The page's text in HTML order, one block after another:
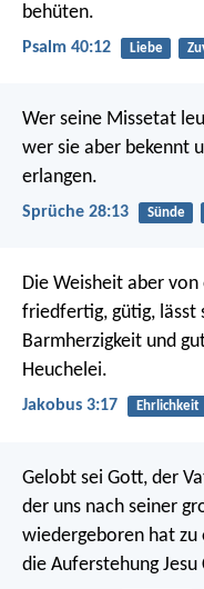
behüten.
Psalm 40:12 Liebe
Wer seine Missetat
wer sie aber bekennt
erlangen.
Sprüche 28:13 Sünde
Die Weisheit aber
friedfertig, gütig, lässt
Barmherzigkeit und
Heuchelei.
Jakobus 3:17 Ehrlichkeit
Gelobt sei Gott, der
der uns nach seiner
wiedergeboren hat zu
die Auferstehung